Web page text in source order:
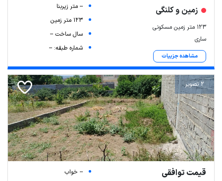
زمین و کلنگی
۱۲۳ متر زمین مسکونی
ساری
مشاهده جزییات
-- متر زیربنا
123 متر زمین
سال ساخت --
شماره طبقه: --
2 تصویر
قیمت توافقی
-- خواب